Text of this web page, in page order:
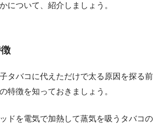
について、紹介しましょう。
タバコに代えただけで太る原因を探る前
特徴を知っておきましょう。
ドを電気で加熱して蒸気を吸うタバコの